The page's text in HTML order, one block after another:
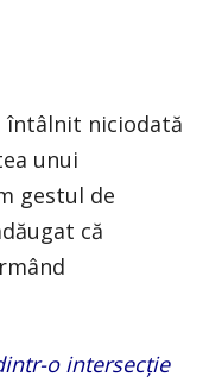
întâlnit niciodată
unui
gestul de
că
o intersecție